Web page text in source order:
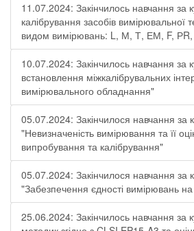
11.07.2024: Закінчилось навчання за
калібрування засобів вимірювальної
видом вимірювань: L, М, Т, ЕМ, F,
10.07.2024: Закінчилось навчання за
встановлення міжкалібрувальних
вимірювального обладнання"
05.07.2024: Закінчилося навчання за
"Невизначеність вимірювання та її
випробування та калібрування"
05.07.2024: Закінчилося навчання за
"Забезпечення єдності вимірювань на
25.06.2024: Закінчилось навчання за